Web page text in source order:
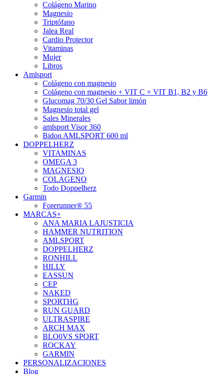
Colágeno Marino
Magnesio
Triptófano
Jalea Real
Cardio Protector
Vitaminas
Mujer
Libros
Amlsport
Colágeno con magnesio
Colágeno con magnesio + VIT C + VIT B1, B2 y B6
Glucomag 70/30 Gel Sabor limón
Magnesio total gel
Sales Minerales
amlsport Visor 360
Bidon AMLSPORT 600 ml
DOPPELHERZ
VITAMINAS
OMEGA 3
MAGNESIO
COLAGENO
Todo Doppelherz
Garmin
Forerunner® 55
MARCAS+
ANA MARIA LAJUSTICIA
HAMMER NUTRITION
AMLSPORT
DOPPELHERZ
RONHILL
HILLY
EASSUN
CEP
NAKED
SPORTHG
RUN GUARD
ULTRASPIRE
ARCH MAX
BLO0VS SPORT
ROCKAY
GARMIN
PERSONALIZACIONES
Blog